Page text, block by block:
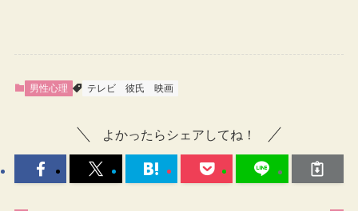
男性心理 テレビ 彼氏 映画
よかったらシェアしてね！